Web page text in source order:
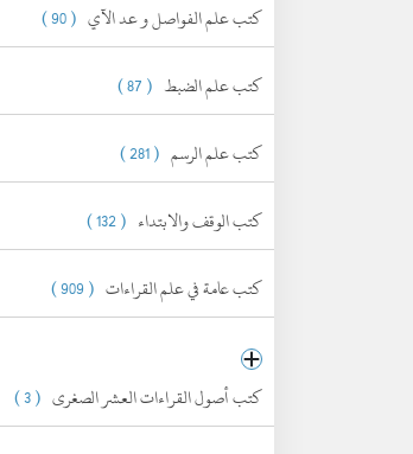
كتب علم الفواصل و عد الآي ( 90 )
كتب علم الضبط ( 87 )
كتب علم الرسم ( 281 )
كتب الوقف والابتداء ( 132 )
كتب عامة في علم القراءات ( 909 )
كتب أصول القراءات العشر الصغرى ( 3 )